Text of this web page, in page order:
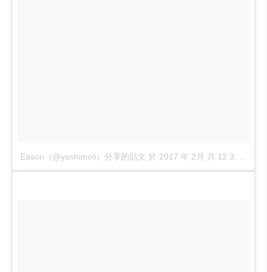
Eason（@yoshimoli）分享的貼文 於 2017 年 2月 月 12 3:07上午 PST